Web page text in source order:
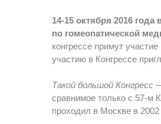
14-15 октября 2016
по гомеопатической
конгрессе примут
участию в Конгрессе
Такой большой Конгресс
сравнимое только с 57-м
проходил в Москве в 2002